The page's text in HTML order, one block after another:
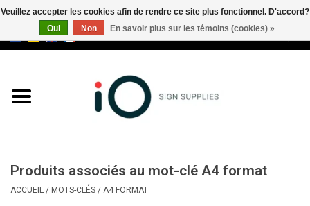
Marques
Appelez-nous au +32 3 353 67
Produits associés au mot-clé A4 format
ACCUEIL / MOTS-CLÉS / A4 FORMAT
Veuillez accepter les cookies afin de rendre ce site plus fonctionnel. D'accord?
Oui
Non En savoir plus sur les témoins (cookies) »